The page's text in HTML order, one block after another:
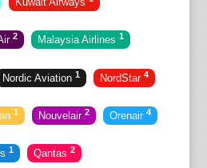
2 Malaysia Airlines 1
Nordic Aviation 1 NordStar 4
1 Nouvelair 2 Orenair 4
1 Qantas 2